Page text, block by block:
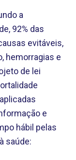
a
92% das
evitáveis,
hemorragias e
de lei
e
hábil pelas
saúde: